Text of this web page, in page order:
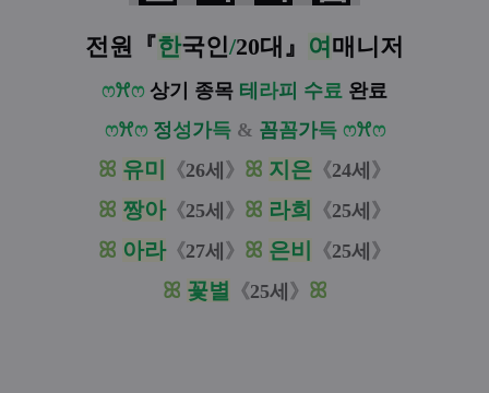
전원 『한국인/20대 』 여 매니저
ෆꕮෆ 상기 종목 테 라피 수료 완료
ෆꕮෆ 정성가득 & 꼼꼼가득 ෆꕮෆ
ꕤ 유미 《26세 》 ꕤ 지은 《24세 》
ꕤ 짱아《25세 》 ꕤ 라희 《25세 》
ꕤ 아라《27세 》 ꕤ 은비 《25세 》
ꕤ 꽃별 《25세 》 ꕤ